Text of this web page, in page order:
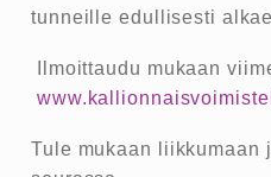
tunneille edullisesti
Ilmoittaudu mukaan
Tule mukaan liikkumaan